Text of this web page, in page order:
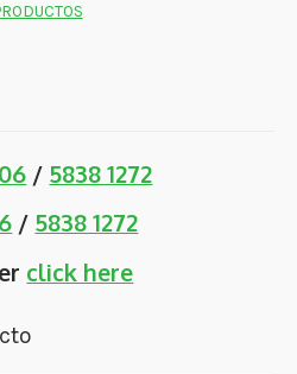
/ 5838 1272
/ 5838 1272
click here